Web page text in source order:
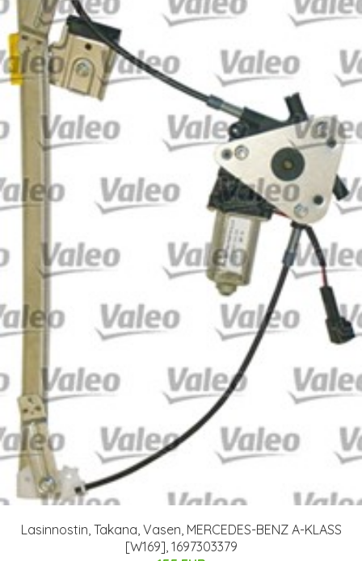
Lasinnostin, Takana, Vasen, MERCEDES-BENZ A-KLASS
[W169], 1697303379